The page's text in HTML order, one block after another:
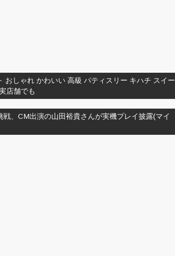
おしゃれ かわいい 高級 パティスリー キハチ スイー
店舗でも
、CM出演の山田裕貴さんが実機プレイ披露(マイ